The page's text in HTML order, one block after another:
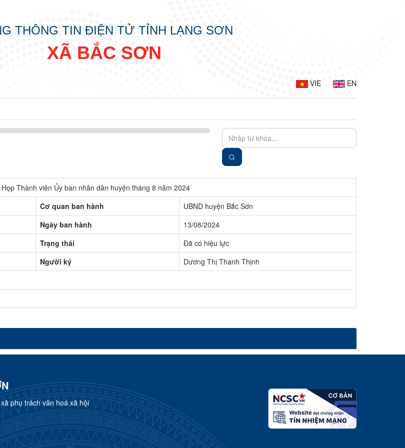
THÔNG TIN ĐIỆN TỬ TỈNH LẠNG SƠN
XÃ BẮC SƠN
VIE EN
Thành viên Ủy ban nhân dân huyện tháng 8 năm 2024
Cơ quan ban hành
UBND huyện Bắc Sơn
Ngày ban hành
13/08/2024
Trạng thái
Đã có hiệu lực
Người ký
Dương Thị Thanh Thịnh
phụ trách văn hoá xã hội